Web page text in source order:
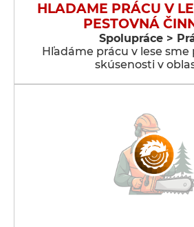
HLADAME PRÁCU V
PESTOVNÁ
Spolupráce >
Hľadáme prácu v lese sme
skúsenosti v